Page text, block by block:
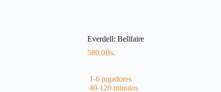
Everdell: Bellfaire
580.0Bs.
1-6jugadores
40-120minutos